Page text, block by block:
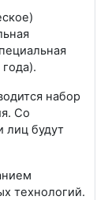
набор
Со
лиц будут
технологий.